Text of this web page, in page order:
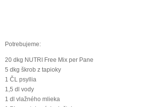
Potrebujeme:
20 dkg NUTRI Free Mix per Pane
5 dkg škrob z tapioky
1 ČL psyllia
1,5 dl vody
1 dl vlažného mlieka